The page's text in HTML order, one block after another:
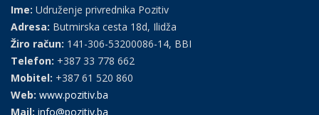
Ime: Udruženje privrednika Pozitiv
Adresa: Butmirska cesta 18d, Ilidža
Žiro račun: 141-306-53200086-14, BBI
Telefon: +387 33 778 662
Mobitel: +387 61 520 860
Web: www.pozitiv.ba
Mail: info@pozitiv.ba